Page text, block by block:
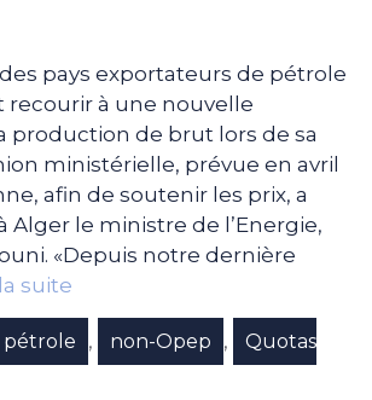
des pays exportateurs de pétrole
recourir à une nouvelle
production de brut lors de sa
ministérielle, prévue en avril
afin de soutenir les prix, a
Alger le ministre de l’Energie,
«Depuis notre dernière
suite
pétrole , non-Opep ,
Quotas